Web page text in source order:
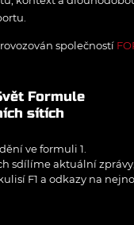
společností
Formule
sítích
ve formuli 1.
sdílíme aktuální
F1 a odkazy na